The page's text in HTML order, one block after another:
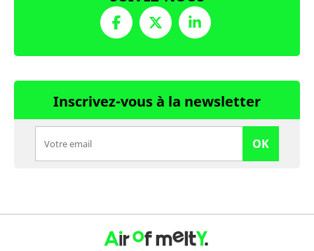
Inscrivez-vous à la newsletter
OK